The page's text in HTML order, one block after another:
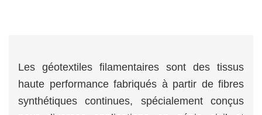
Les géotextiles filamentaires sont des tissus
haute performance fabriqués à partir de fibres
synthétiques continues, spécialement conçus